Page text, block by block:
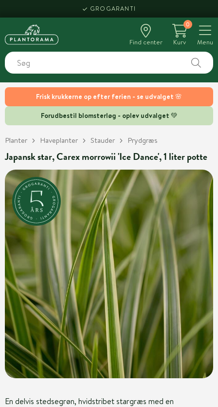
Frisk krukkerne op efter ferien - se udvalget 🌸
Forudbestil blomsterløg - oplev udvalget 💚
GROGARANTI
Find center
0
Kurv
Menu
Planter Haveplanter Stauder Prydgræs
Japansk star, Carex morrowii 'Ice Dance', 1 liter potte
En delvis stedsegrøn, hvidstribet stargræs med en